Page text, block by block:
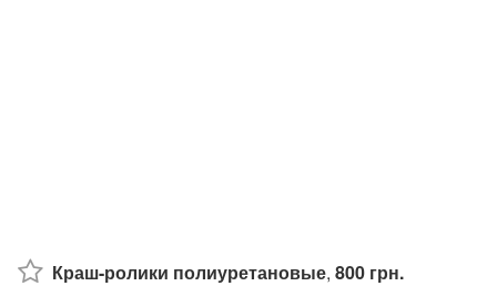
Краш-ролики полиуретановые, 800 грн.